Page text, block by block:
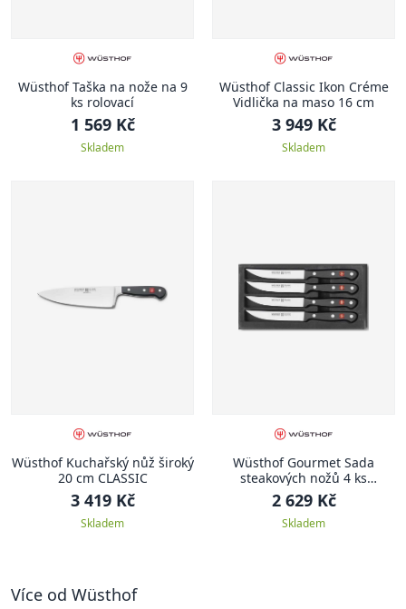
Wüsthof Taška na nože na 9
ks rolovací
1 569 Kč
Skladem
Wüsthof Classic Ikon Créme
Vidlička na maso 16 cm
3 949 Kč
Skladem
Wüsthof Kuchařský nůž široký
20 cm CLASSIC
3 419 Kč
Skladem
Wüsthof Gourmet Sada
steakových nožů 4 ks
GOURMET
2 629 Kč
Skladem
Více od Wüsthof